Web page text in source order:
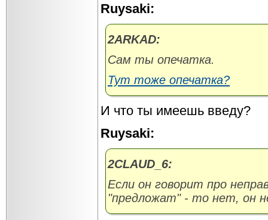
Ruysaki:
2ARKAD:
Сам ты опечатка.
Тут тоже опечатка?
И что ты имеешь введу?
Ruysaki:
2CLAUD_6:
Если он говорит про
"предложат" - то нет, он